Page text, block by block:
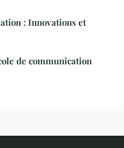
: Innovations et
de communication